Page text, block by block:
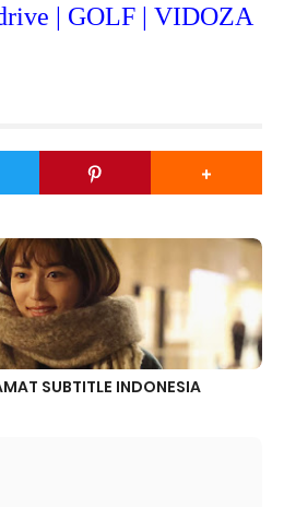
| GOLF | VIDOZA
SUBTITLE INDONESIA